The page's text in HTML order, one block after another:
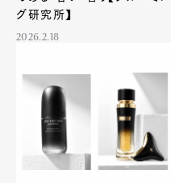
グ研究所】
2026.2.18